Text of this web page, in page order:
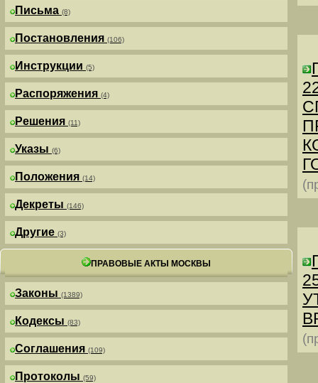
Письма (8)
Постановления (106)
Инструкции (5)
Распоряжения (4)
Решения (11)
Указы (6)
Положения (14)
Декреты (146)
Другие (3)
ПРАВОВЫЕ АКТЫ МОСКВЫ
Законы (1389)
Кодексы (83)
Соглашения (109)
Протоколы (59)